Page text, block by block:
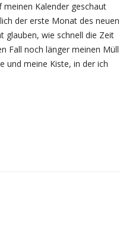
meinen Kalender geschaut
der erste Monat des neuen
glauben, wie schnell die Zeit
Fall noch länger meinen Müll
und meine Kiste, in der ich